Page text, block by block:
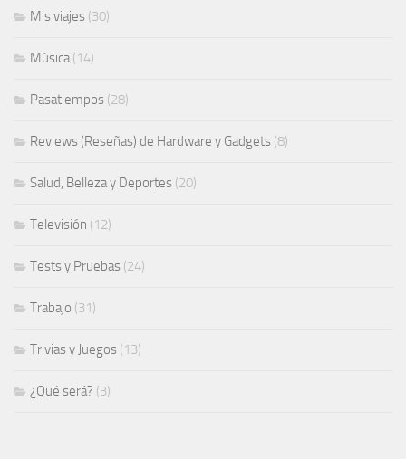
Mis viajes (30)
Música(14)
Pasatiempos (28)
Reviews (Reseñas) de Hardware y Gadgets (8)
Salud, Belleza y Deportes (20)
Televisión (12)
Tests y Pruebas (24)
Trabajo (31)
Trivias y Juegos (13)
¿Qué será? (3)